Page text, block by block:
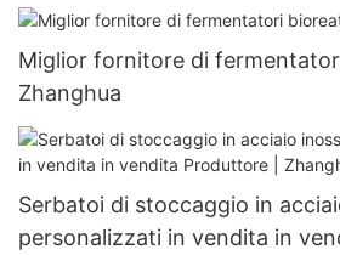
Miglior fornitore di
Zhanghua
Serbatoi di stoccaggio in
personalizzati in vendita in